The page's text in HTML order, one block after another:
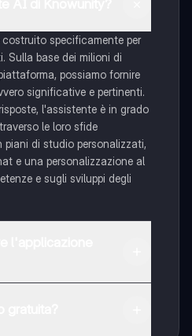
specificamente per
Sulla base dei milioni di
possiamo fornire
significative e pertinenti.
l'assistente è in grado
le loro sfide
di studio personalizzati,
e una personalizzazione al
e sugli sviluppi degli